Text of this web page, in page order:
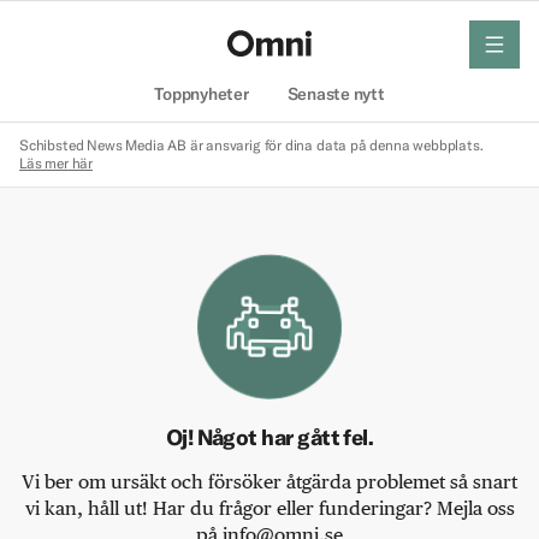
Toppnyheter Senaste nytt
meny
Schibsted News Media AB är ansvarig för dina data på denna webbplats.
Läs mer här
Oj! Något har gått fel.
Vi ber om ursäkt och försöker åtgärda problemet så snart
vi kan, håll ut! Har du frågor eller funderingar? Mejla oss